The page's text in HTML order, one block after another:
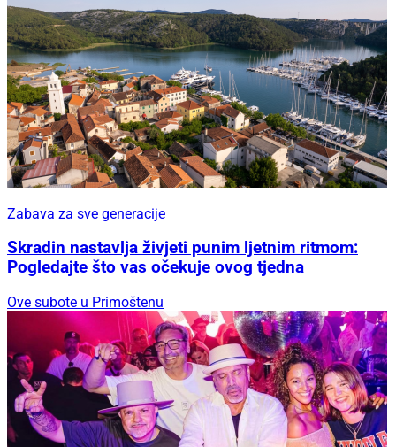
Zabava za sve generacije
Skradin nastavlja živjeti punim ljetnim ritmom:
Pogledajte što vas očekuje ovog tjedna
Ove subote u Primoštenu